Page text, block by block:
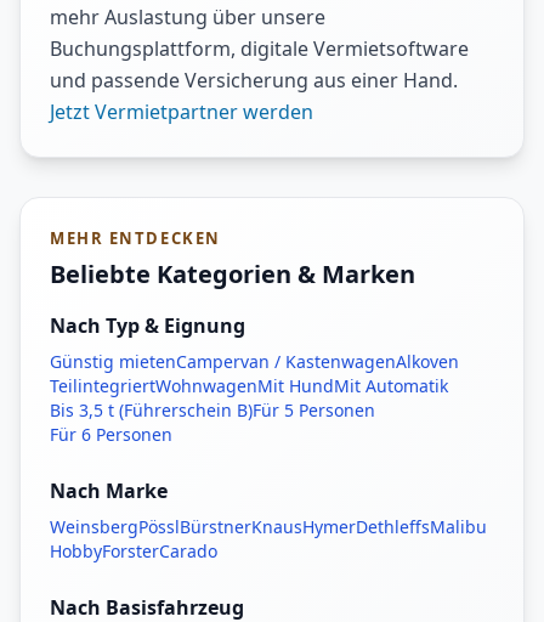
mehr Auslastung über unsere
Buchungsplattform, digitale Vermietsoftware
und passende Versicherung aus einer Hand.
Jetzt Vermietpartner werden
MEHR ENTDECKEN
Beliebte Kategorien & Marken
Nach Typ & Eignung
Günstig mietenCampervan / KastenwagenAlkoven
TeilintegriertWohnwagenMit HundMit Automatik
Bis 3,5 t (Führerschein B)Für 5 Personen
Für 6 Personen
Nach Marke
WeinsbergPösslBürstnerKnausHymerDethleffsMalibu
HobbyForsterCarado
Nach Basisfahrzeug